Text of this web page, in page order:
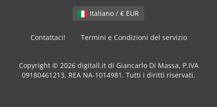
Italiano / € EUR
Contattaci! Termini e Condizioni del servizio
Copyright © 2026 digitall.it di Giancarlo Di Massa, P.IVA
09180461213, REA NA-1014981. Tutti i diritti riservati.